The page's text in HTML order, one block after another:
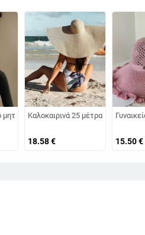
Ρυθμιζόμενη αντι-UV προστασία
μητέρας για μεσήλικες και
Καλοκαιρινά 25 μέτρα Μεγάλο
18.58€ 15.50€